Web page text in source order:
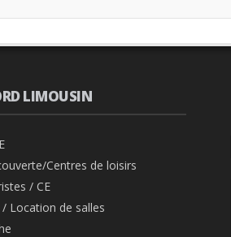
LIMOUSIN
Centres de loisirs
/ CE
Location de salles